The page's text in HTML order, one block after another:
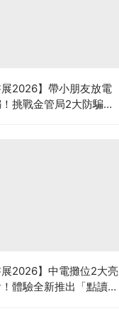
展2026】帶小朋友放電
挑戰金管局2大防騙遊
展2026】中電攤位2大亮
體驗全新推出「點讀故